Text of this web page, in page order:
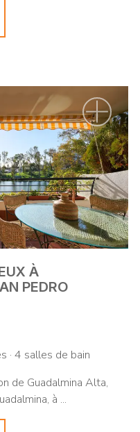
À
PEDRO
· 4 salles de bain
de Guadalmina Alta,
à ...